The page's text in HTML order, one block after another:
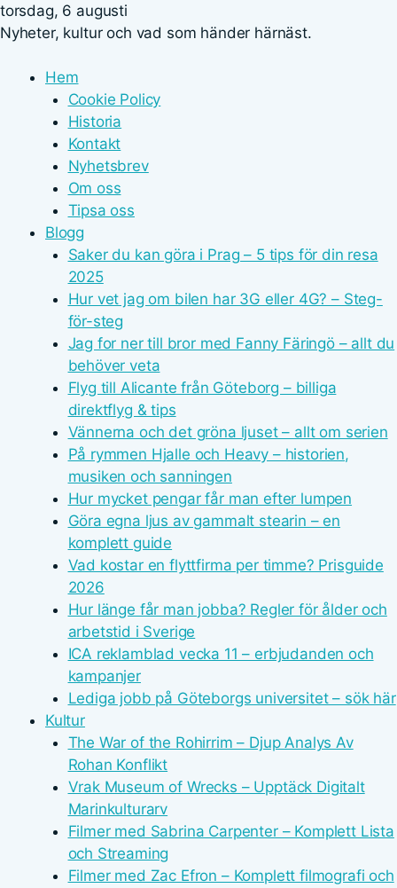
torsdag, 6 augusti
Nyheter, kultur och vad som händer härnäst.
Hem
Cookie Policy
Historia
Kontakt
Nyhetsbrev
Om oss
Tipsa oss
Blogg
Saker du kan göra i Prag – 5 tips för din resa
2025
Hur vet jag om bilen har 3G eller 4G? – Steg-
för-steg
Jag for ner till bror med Fanny Färingö – allt du
behöver veta
Flyg till Alicante från Göteborg – billiga
direktflyg & tips
Vännerna och det gröna ljuset – allt om serien
På rymmen Hjalle och Heavy – historien,
musiken och sanningen
Hur mycket pengar får man efter lumpen
Göra egna ljus av gammalt stearin – en
komplett guide
Vad kostar en flyttfirma per timme? Prisguide
2026
Hur länge får man jobba? Regler för ålder och
arbetstid i Sverige
ICA reklamblad vecka 11 – erbjudanden och
kampanjer
Lediga jobb på Göteborgs universitet – sök här
Kultur
The War of the Rohirrim – Djup Analys Av
Rohan Konflikt
Vrak Museum of Wrecks – Upptäck Digitalt
Marinkulturarv
Filmer med Sabrina Carpenter – Komplett Lista
och Streaming
Filmer med Zac Efron – Komplett filmografi och